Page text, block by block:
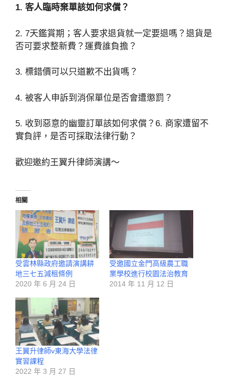
1. 客人臨時棄單該如何求償？
2. 7天鑑賞期；客人要求退貨就一定要退嗎？退貨是
否可要求整新費？運費誰負擔？
3. 標錯價可以只道歉不出貨嗎？
4. 被客人申訴到消保單位是否會遭懲罰？
5. 收到惡意的幽靈訂單該如何求償？6. 商家遭留不
實負評，是否可採取法律行動？
歡迎邀約王翼升律師演講～
相關
受雲林縣政府邀請演講耕
地三七五減租條例
2020 年 6 月 24 日
受邀國立金門高級農工職
業學校進行校園法治教育
2014 年 11 月 12 日
王翼升律師v東海大學法律
實習課程
2022 年 3 月 27 日